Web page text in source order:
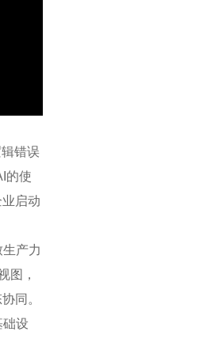
错误
的使
启动
产力
图，
同。
设